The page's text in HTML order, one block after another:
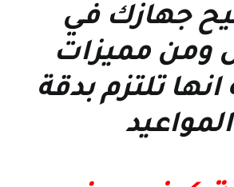
جهازك في
ومن مميزات
تلتزم بدقة
المواعيد